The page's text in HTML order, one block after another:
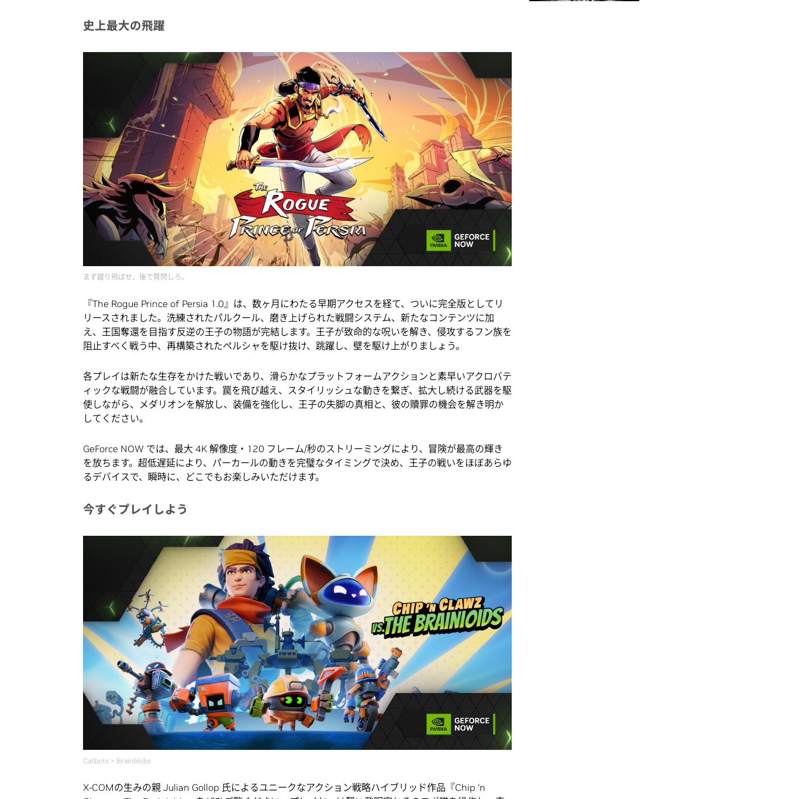
史上最大の飛躍
まず蹴り飛ばせ、後で質問しろ。
『The Rogue Prince of Persia 1.0』は、数ヶ月にわたる早期アクセスを経て、ついに完全版としてリ
リースされました。洗練されたパルクール、磨き上げられた戦闘システム、新たなコンテンツに加
え、王国奪還を目指す反逆の王子の物語が完結します。王子が致命的な呪いを解き、侵攻するフン族を
阻止すべく戦う中、再構築されたペルシャを駆け抜け、跳躍し、壁を駆け上がりましょう。
各プレイは新たな生存をかけた戦いであり、滑らかなプラットフォームアクションと素早いアクロバテ
ィックな戦闘が融合しています。罠を飛び越え、スタイリッシュな動きを繋ぎ、拡大し続ける武器を駆
使しながら、メダリオンを解放し、装備を強化し、王子の失脚の真相と、彼の贖罪の機会を解き明か
してください。
GeForce NOW では、最大 4K 解像度・120 フレーム/秒のストリーミングにより、冒険が最高の輝き
を放ちます。超低遅延により、パーカールの動きを完璧なタイミングで決め、王子の戦いをほぼあらゆ
るデバイスで、瞬時に、どこでもお楽しみいただけます。
今すぐプレイしよう
Catbots > Brainblobs
X-COMの生みの親 Julian Gollop 氏によるユニークなアクション戦略ハイブリッド作品『Chip ‘n